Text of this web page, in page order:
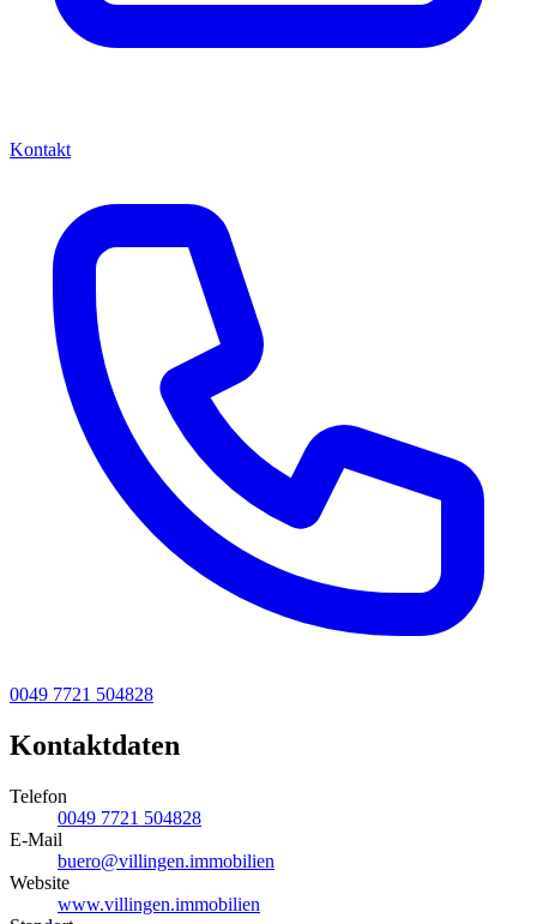
Kontakt
0049 7721 504828
Kontaktdaten
Telefon
0049 7721 504828
E-Mail
buero@villingen.immobilien
Website
www.villingen.immobilien